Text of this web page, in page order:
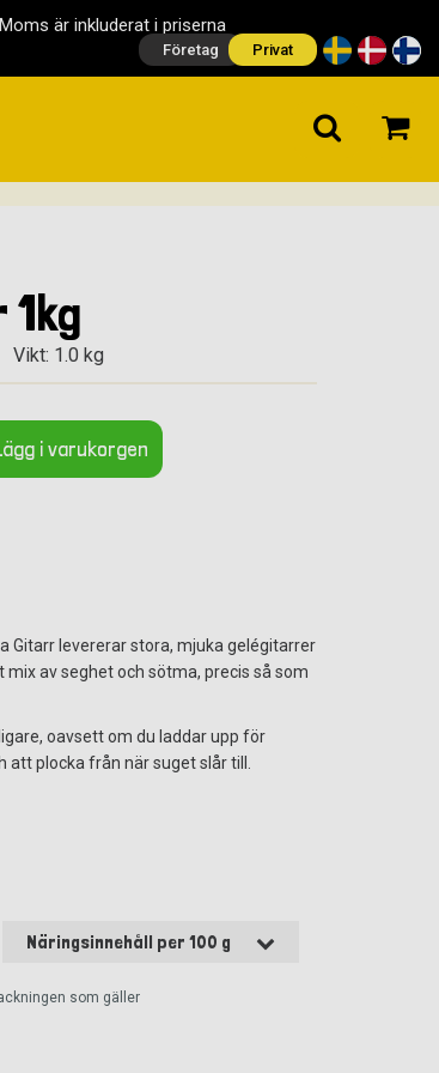
är inkluderat i priserna
Företag Privat
1kg
Vikt: 1.0 kg
i varukorgen
Gitarr levererar stora, mjuka gelégitarrer
av seghet och sötma, precis så som
oavsett om du laddar upp för
plocka från när suget slår till.
Näringsinnehåll per 100 g
som gäller